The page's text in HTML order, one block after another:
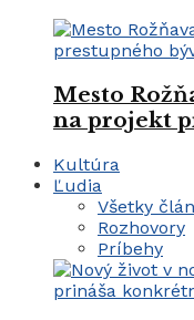
Mesto
na projekt
Kultúra
Ľudia
Všetky
Rozhovory
Príbehy